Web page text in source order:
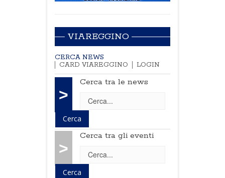
VIAREGGINO
CERCA NEWS
CARD VIAREGGINO
LOGIN
>
Cerca tra le news
>
Cerca tra gli eventi